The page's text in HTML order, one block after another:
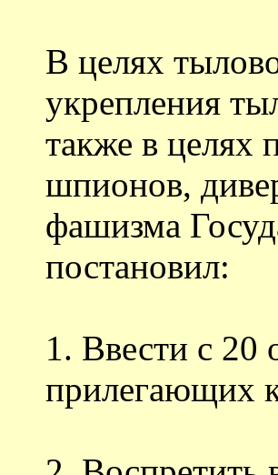
В целях
укрепления
также в целях
шпионов,
фашизма
постановил:
1. Ввести с 20
прилегающих